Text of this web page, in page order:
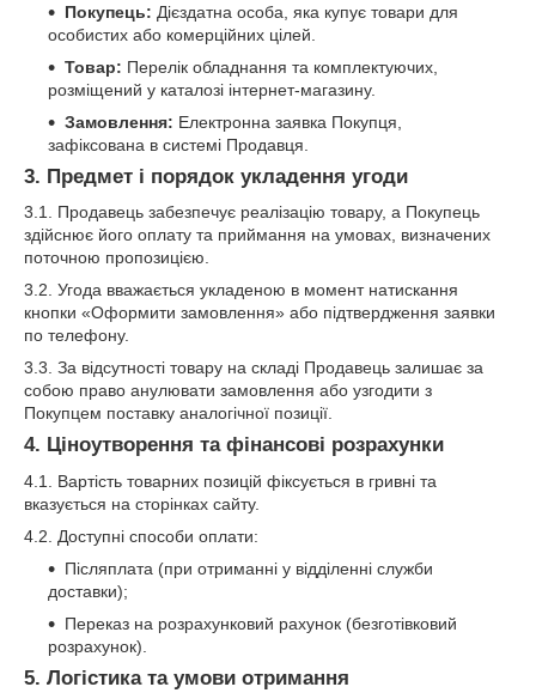
Покупець: Дієздатна особа, яка купує товари для
особистих або комерційних цілей.
Товар: Перелік обладнання та комплектуючих,
розміщений у каталозі інтернет-магазину.
Замовлення: Електронна заявка Покупця,
зафіксована в системі Продавця.
3. Предмет і порядок укладення угоди
3.1. Продавець забезпечує реалізацію товару, а Покупець
здійснює його оплату та приймання на умовах, визначених
поточною пропозицією.
3.2. Угода вважається укладеною в момент натискання
кнопки «Оформити замовлення» або підтвердження заявки
по телефону.
3.3. За відсутності товару на складі Продавець залишає за
собою право анулювати замовлення або узгодити з
Покупцем поставку аналогічної позиції.
4. Ціноутворення та фінансові розрахунки
4.1. Вартість товарних позицій фіксується в гривні та
вказується на сторінках сайту.
4.2. Доступні способи оплати:
Післяплата (при отриманні у відділенні служби
доставки);
Переказ на розрахунковий рахунок (безготівковий
розрахунок).
5. Логістика та умови отримання